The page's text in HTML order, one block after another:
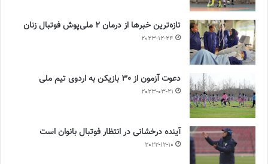
تازه‌ترین خبرها از درمان ۲ ملی‌پوش فوتبال زنان
2023-12-24
دعوت آزمون از 30 بازیکن به اردوی تیم ملی
2023-03-21
آینده درخشانی در انتظار فوتبال بانوان است
2022-12-10